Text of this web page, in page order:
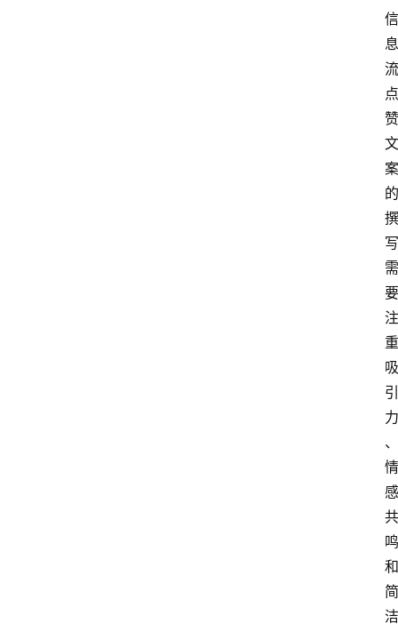
信
息
流
点
赞
文
案
的
撰
写
需
要
注
重
吸
引
力
、
情
感
共
鸣
和
简
洁